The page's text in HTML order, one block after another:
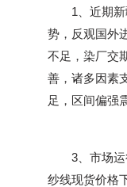
1、近期新疆
势，反观国外
不足，染厂交
善，诸多因素
足，区间偏强
3、市场运行
纱线现货价格